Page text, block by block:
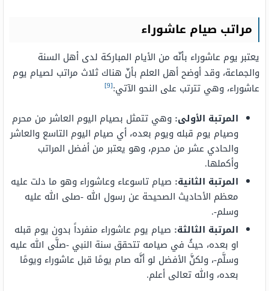
مراتب صيام عاشوراء
يعتبر يوم عاشوراء بأنّه من الأيام المباركة لدى أهل السنة
والجماعة، وقد أوضح أهل العلم بأنّ هناك ثلاث مراتب لصيام يوم
عاشوراء، وهي تترتب على النحو الآتي:[9]
المرتبة الأولى: وهي تتمثل بصيام اليوم العاشر من محرم
وصيام يوم قبله ويوم بعده، أي صيام اليوم التاسع والعاشر
والحادي عشر من محرم، وهو يعتبر من أفضل المراتب
وأكملها.
المرتبة الثانية: صيام تاسوعاء وعاشوراء وهو ما دلت عليه
معظم الأحاديث الصحيحة عن رسول الله -صلى الله عليه
وسلم-.
المرتبة الثالثة: صيام يوم عاشوراء منفرداً بدون يوم قبله
او بعده، حيثُ في صيامه تتحقق سنة النبي -صلَّى الله عليه
وسلَّم-، ولكنَّ الأفضل لو أنَّه صام يومًا قبل عاشوراء ويومًا
بعده، والله تعالى أعلم.